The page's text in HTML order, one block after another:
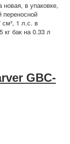
новая, в упаковке,
переносной
см³, 1 л.с. в
кг бак на 0.33 л
GBC-